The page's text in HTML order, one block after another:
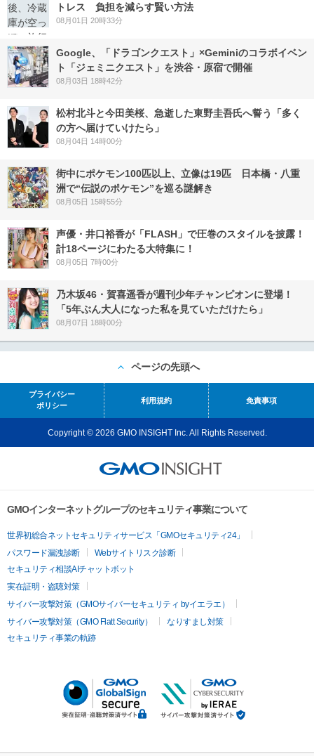
トレス 負担を減らす賢い方法
08月01日 20時33分
Google、「ドラゴンクエスト」×Geminiのコラボイベン
ト「ジェミニクエスト」を渋谷・原宿で開催
08月03日 18時42分
松村北斗と今田美桜、急逝した東野圭吾氏へ誓う「多く
の方へ届けていけたら」
08月04日 14時00分
街中にポケモン100匹以上、立像は19匹 日本橋・八重
洲で“伝説のポケモン”を巡る謎解き
08月05日 15時55分
声優・井口裕香が「FLASH」で圧巻のスタイルを披露！
計18ページにわたる大特集に！
08月05日 7時00分
乃木坂46・賀喜遥香が週刊少年チャンピオンに登場！
「5年ぶん大人になった私を見ていただけたら」
08月07日 18時00分
ページの先頭へ
プライバシー
ポリシー
利用規約 免責事項
Copyright © 2026 GMO INSIGHT Inc. All Rights Reserved.
GMOインターネットグループのセキュリティ事業について
世界初総合ネットセキュリティサービス「GMOセキュリティ24」
パスワード漏洩診断
Webサイトリスク診断
セキュリティ相談AIチャットボット
実在証明・盗聴対策
サイバー攻撃対策（GMOサイバーセキュリティ byイエラエ）
サイバー攻撃対策（GMO Flatt Security）
なりすまし対策
セキュリティ事業の軌跡